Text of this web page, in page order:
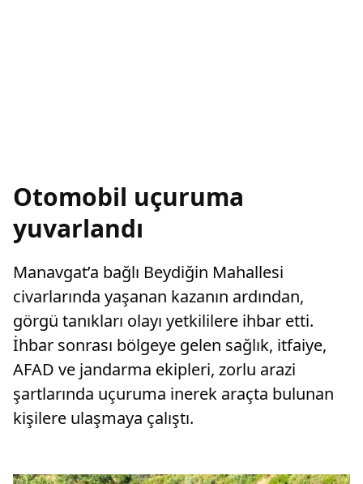
Otomobil uçuruma
yuvarlandı
Manavgat’a bağlı Beydiğin Mahallesi
civarlarında yaşanan kazanın ardından,
görgü tanıkları olayı yetkililere ihbar etti.
İhbar sonrası bölgeye gelen sağlık, itfaiye,
AFAD ve jandarma ekipleri, zorlu arazi
şartlarında uçuruma inerek araçta bulunan
kişilere ulaşmaya çalıştı.